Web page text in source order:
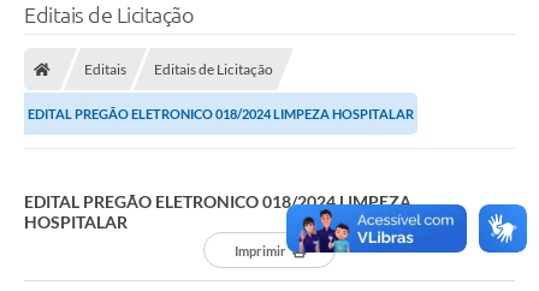
Editais de Licitação
Editais Editais de Licitação
EDITAL PREGÃO ELETRONICO 018/2024 LIMPEZA HOSPITALAR
EDITAL PREGÃO ELETRONICO 018/2024 LIMPEZA
HOSPITALAR
Imprimir